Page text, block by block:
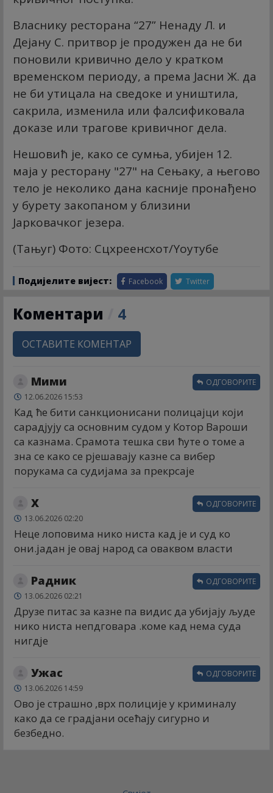
Власнику ресторана “27” Ненаду Л. и
Дејану С. притвор је продужен да не би
поновили кривично дело у кратком
временском периоду, а према Јасни Ж. да
не би утицала на сведоке и уништила,
сакрила, изменила или фалсификовала
доказе или трагове кривичног дела.
Нешовић је, како се сумња, убијен 12.
маја у ресторану "27" на Сењаку, а његово
тело је неколико дана касније пронађено
у бурету закопаном у близини
Јарковачког језера.
(Тањуг) Фото: Сцхреенсхот/Yоутубе
Подијелите вијест: Facebook Twitter
Коментари 4
ОСТАВИТЕ КОМЕНТАР
Мими
12.06.2026 15:53
Кад ће бити санкционисани полицајци који
сарадјују са основним судом у Котор Вароши
са казнама. Срамота тешка сви ћуте о томе а
зна се како се рјешавају казне са вибер
порукама са судијама за прекрсаје
ОДГОВОРИТЕ
X
13.06.2026 02:20
Неце лоповима нико ниста кад је и суд ко
они.јадан је овај народ са оваквом власти
ОДГОВОРИТЕ
Радник
13.06.2026 02:21
Друзе питас за казне па видис да убијају људе
нико ниста непдговара .коме кад нема суда
нигдје
ОДГОВОРИТЕ
Ужас
13.06.2026 14:59
Ово је страшно ,врх полиције у криминалу
како да се градјани осећају сигурно и
безбедно.
ОДГОВОРИТЕ